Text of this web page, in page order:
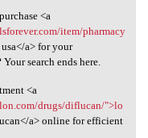
to purchase
<a
item/pharmacy
a> for your
search ends here.
<a
drugs/diflucan/">lo
a> online for efficient